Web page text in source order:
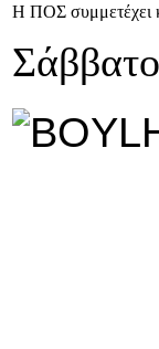
Η ΠΟΣ συμμετέχει